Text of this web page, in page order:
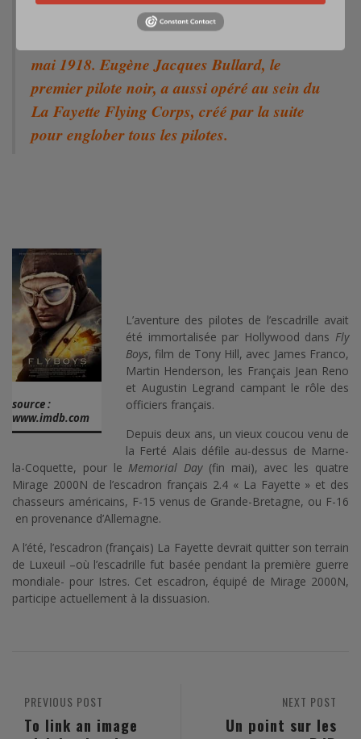
Lufbery, le premier as américain (17 victoires
mai 1918. Eugène Jacques Bullard, le
premier pilote noir, a aussi opéré au sein du
La Fayette Flying Corps, créé par la suite
pour englober tous les pilotes.
source :
www.imdb.com
L’aventure des pilotes de l’escadrille avait
été immortalisée par Hollywood dans Fly
Boys, film de Tony Hill, avec James Franco,
Martin Henderson, les Français Jean Reno
et Augustin Legrand campant le rôle des
officiers français.
Depuis deux ans, un vieux coucou venu de
la Ferté Alais défile au-dessus de Marne-
la-Coquette, pour leMemorial Day(fin mai), avec les quatre
Mirage 2000N de l’escadron français 2.4 « La Fayette » et des
chasseurs américains, F-15 venus de Grande-Bretagne, ou F-16
en provenance d’Allemagne.
A l’été, l’escadron (français) La Fayette devrait quitter son terrain
de Luxeuil –où l’escadrille fut basée pendant la première guerre
mondiale- pour Istres. Cet escadron, équipé de Mirage 2000N,
participe actuellement à la dissuasion.
NEXT POST
Un point sur les
PREVIOUS POST
To link an image